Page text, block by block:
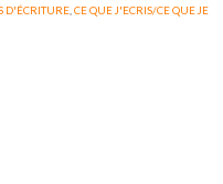
D'ÉCRITURE ,CE QUE J'ECRIS/CE QUE JE